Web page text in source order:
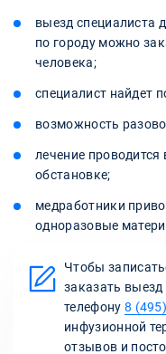
выезд специалиста
по городу можно
человека;
специалист найдет
возможность
лечение
обстановке;
медработники
одноразовые
Чтобы
заказать
телефону 8
инфузионной
отзывов и